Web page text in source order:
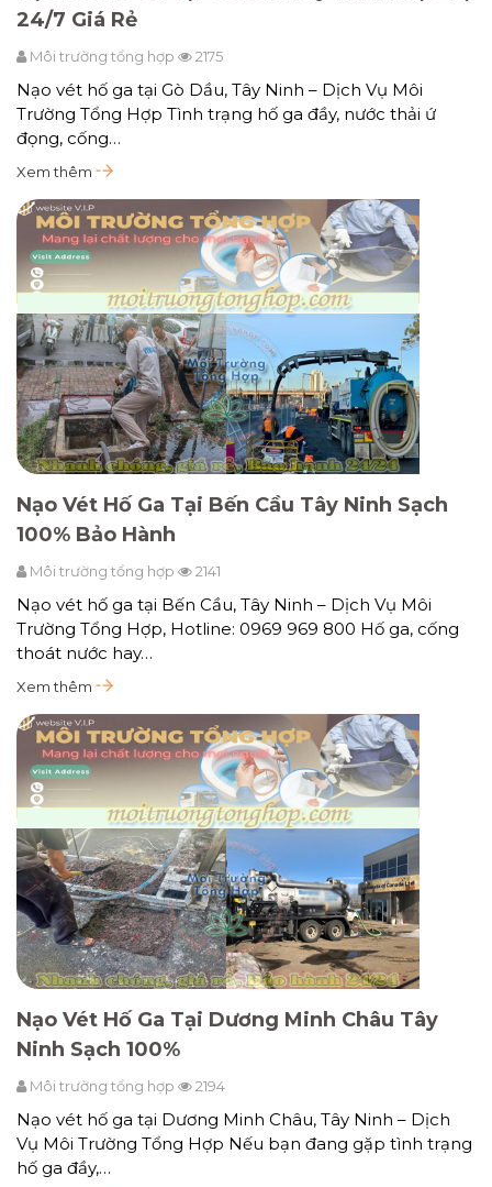
24/7 Giá Rẻ
Môi trường tổng hợp 2175
Nạo vét hố ga tại Gò Dầu, Tây Ninh – Dịch Vụ Môi
Trường Tổng Hợp Tình trạng hố ga đầy, nước thải ứ
đọng, cống…
Xem thêm
Nạo Vét Hố Ga Tại Bến Cầu Tây Ninh Sạch
100% Bảo Hành
Môi trường tổng hợp 2141
Nạo vét hố ga tại Bến Cầu, Tây Ninh – Dịch Vụ Môi
Trường Tổng Hợp, Hotline: 0969 969 800 Hố ga, cống
thoát nước hay…
Xem thêm
Nạo Vét Hố Ga Tại Dương Minh Châu Tây
Ninh Sạch 100%
Môi trường tổng hợp 2194
Nạo vét hố ga tại Dương Minh Châu, Tây Ninh – Dịch
Vụ Môi Trường Tổng Hợp Nếu bạn đang gặp tình trạng
hố ga đầy,…